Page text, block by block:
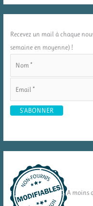
Recevez un mail à chaque
semaine en moyenne) !
A moins